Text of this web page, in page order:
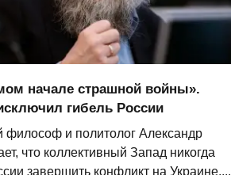
начале страшной войны».
гибель России
философ и политолог Александр
что коллективный Запад никогда
завершить конфликт на Украине....